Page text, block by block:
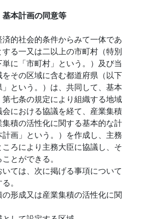
本計画の同意等
済的社会的条件からみて一体であ
る一又は二以上の市町村（特別
に「市町村」という。）及び当
その区域に含む都道府県（以下
という。）は、共同して、基本
七条の規定により組織する地域
における協議を経て、産業集積
積の活性化に関する基本的な計
画」という。）を作成し、主務
ろにより主務大臣に協議し、そ
とができる。
ては、次に掲げる事項について
。
の形成又は産業集積の活性化に関